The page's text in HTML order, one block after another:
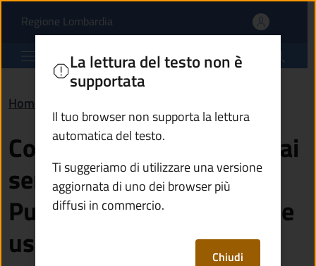
Come faccio ad
Regione Lombardia(apre in un'altra scheda).
Comune di Malonno
Home
Come faccio ad accedere ai
servizi digitali della
Pubblica Amministrazione
usando la Cie?
La lettura del testo non è
supportata
Il tuo browser non supporta la lettura
automatica del testo.
Ti suggeriamo di utilizzare una versione
aggiornata di uno dei browser più
diffusi in commercio.
Chiudi